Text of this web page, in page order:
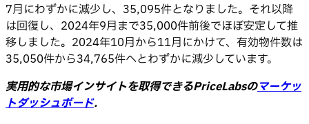
7月にわずかに減少し、35,095件となりました。それ以降
は回復し、2024年9月まで35,000件前後でほぼ安定して推
移しました。2024年10月から11月にかけて、有効物件数は
35,050件から34,765件へとわずかに減少しています。
実用的な市場インサイトを取得できるPriceLabsのマーケッ
トダッシュボード.